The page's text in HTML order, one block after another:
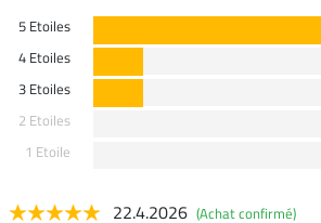
5 Etoiles
4 Etoiles
3 Etoiles
2 Etoiles
1 Etoile
22.4.2026 (Achat confirmé)